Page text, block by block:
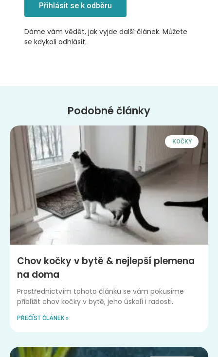
Přihlásit se k odběru
Dáme vám vědět, jak vyjde další článek. Můžete
se kdykoli odhlásit.
Podobné články
KOČKY
Chov kočky v bytě & nejlepší plemena
na doma
Prostřednictvím tohoto článku se vám pokusíme
přiblížit chov kočky v bytě, jeho úskalí i radosti.
PŘEČÍST ČLÁNEK »